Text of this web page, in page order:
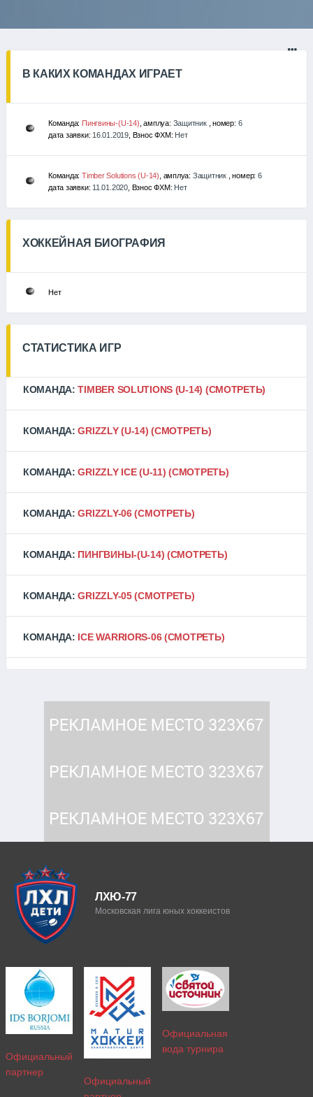
В КАКИХ КОМАНДАХ ИГРАЕТ
Команда: Пингвины-(U-14) , амплуа: Защитник, номер: 6
дата заявки: 16.01.2019, Взнос ФХМ: Нет
Команда:Timber Solutions (U-14) , амплуа: Защитник , номер: 6
дата заявки: 11.01.2020, Взнос ФХМ: Нет
ХОККЕЙНАЯ БИОГРАФИЯ
Нет
СТАТИСТИКА ИГР
КОМАНДА:TIMBER SOLUTIONS (U-14) (СМОТРЕТЬ)
КОМАНДА:GRIZZLY (U-14) (СМОТРЕТЬ)
КОМАНДА:GRIZZLY ICE (U-11) (СМОТРЕТЬ)
КОМАНДА:GRIZZLY-06 (СМОТРЕТЬ)
КОМАНДА: ПИНГВИНЫ-(U-14) (СМОТРЕТЬ)
КОМАНДА:GRIZZLY-05 (СМОТРЕТЬ)
КОМАНДА: ICE WARRIORS-06 (СМОТРЕТЬ)
ЛХЮ-77
Московская лига юных хоккеистов
Официальный
партнер
Официальный
Официальная
вода турнира